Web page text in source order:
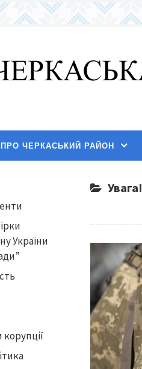
ПРО ЧЕРКАСЬКИЙ РАЙОН
Увага!
України